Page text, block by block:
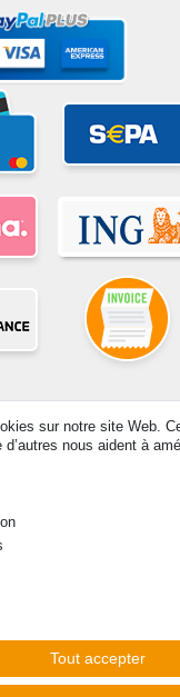
droits réservés. -Tous droits
s’appliquent aux livraisons
sur notre site Web.
nous aident à
Tout accepter
ici